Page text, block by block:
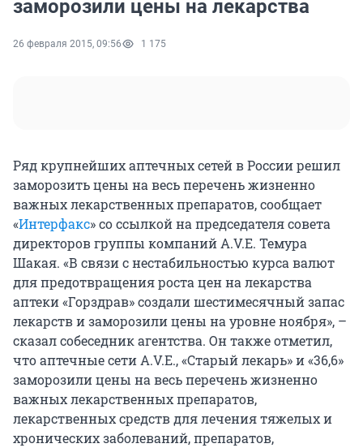
заморозили цены на лекарства
26 февраля 2015, 09:56 1 175
Ряд крупнейших аптечных сетей в России решил
заморозить цены на весь перечень жизненно
важных лекарственных препаратов, сообщает
«Интерфакс» со ссылкой на председателя совета
директоров группы компаний A.V.E. Темура
Шакая. «В связи с нестабильностью курса валют
для предотвращения роста цен на лекарства
аптеки «Горздрав» создали шестимесячный запас
лекарств и заморозили цены на уровне ноября», –
сказал собеседник агентства. Он также отметил,
что аптечные сети A.V.E., «Старый лекарь» и «36,6»
заморозили цены на весь перечень жизненно
важных лекарственных препаратов,
лекарственных средств для лечения тяжелых и
хронических заболеваний, препаратов,